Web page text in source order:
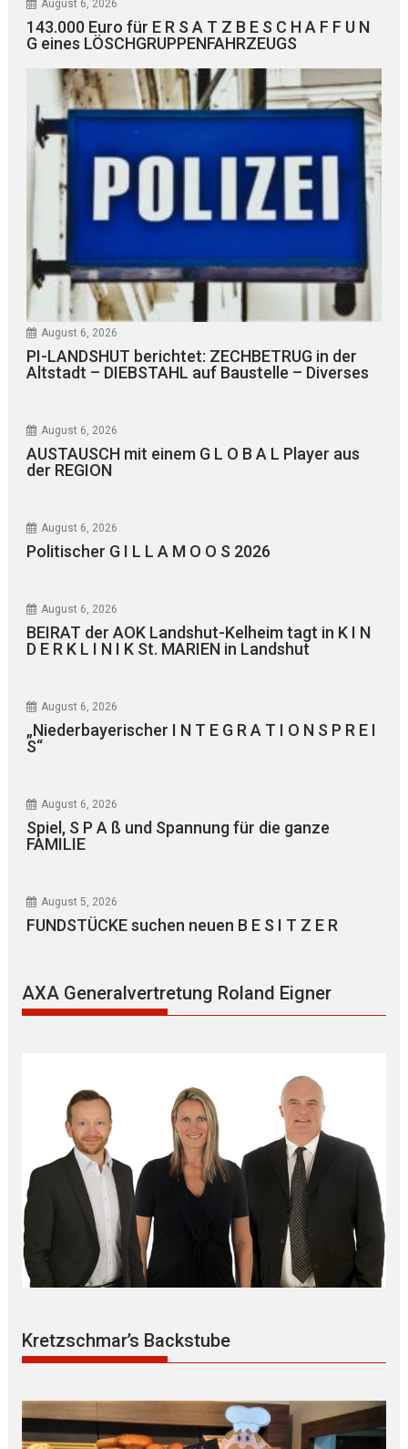
August 6, 2026
143.000 Euro für E R S A T Z B E S C H A F F U N
G eines LÖSCHGRUPPENFAHRZEUGS
August 6, 2026
PI-LANDSHUT berichtet: ZECHBETRUG in der
Altstadt – DIEBSTAHL auf Baustelle – Diverses
August 6, 2026
AUSTAUSCH mit einem G L O B A L Player aus
der REGION
August 6, 2026
Politischer G I L L A M O O S 2026
August 6, 2026
BEIRAT der AOK Landshut-Kelheim tagt in K I N
D E R K L I N I K St. MARIEN in Landshut
August 6, 2026
„Niederbayerischer I N T E G R A T I O N S P R E I
S“
August 6, 2026
Spiel, S P A ß und Spannung für die ganze
FAMILIE
August 5, 2026
FUNDSTÜCKE suchen neuen B E S I T Z E R
AXA Generalvertretung Roland Eigner
Kretzschmar’s Backstube